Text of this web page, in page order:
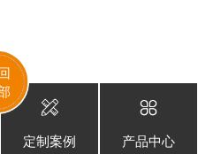
定制案例 产品中心